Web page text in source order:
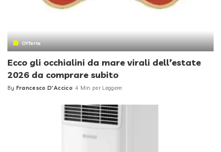
Offerte
Ecco gli occhialini da mare virali dell’estate
2026 da comprare subito
Posted
By Francesco D'Accico 4 Min per Leggere